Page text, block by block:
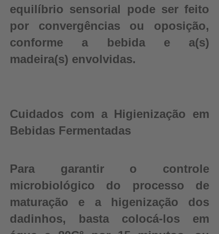
equilíbrio sensorial pode ser feito
por convergências ou oposição,
conforme a bebida e a(s)
madeira(s) envolvidas.
Cuidados com a Higienização em
Bebidas Fermentadas
Para garantir o controle
microbiológico do processo de
maturação e a higenização dos
dadinhos, basta colocá-los em